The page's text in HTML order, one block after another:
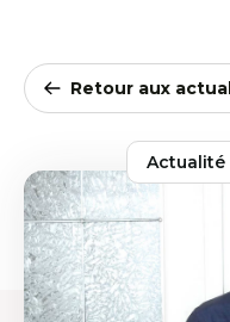
Retour aux
Actualité